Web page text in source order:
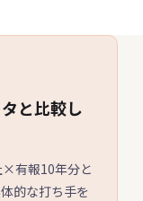
と比較し
×有報10年分と
的な打ち手を